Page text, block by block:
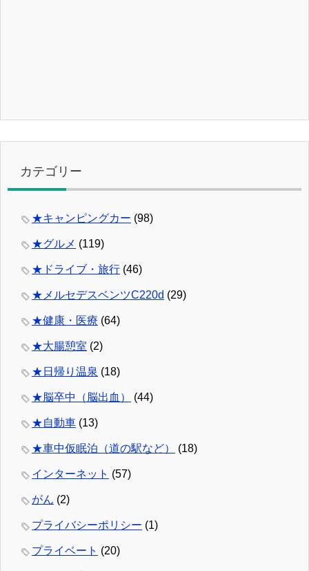
カテゴリー
★キャンピングカー (98)
★グルメ (119)
★ドライブ・旅行 (46)
★メルセデスベンツC220d (29)
★健康・医療 (64)
★大腸憩室 (2)
★日帰り温泉 (18)
★脳卒中（脳出血） (44)
★自動車 (13)
★車中仮眠泊（道の駅など） (18)
インターネット (57)
がん (2)
プライバシーポリシー (1)
プライベート (20)